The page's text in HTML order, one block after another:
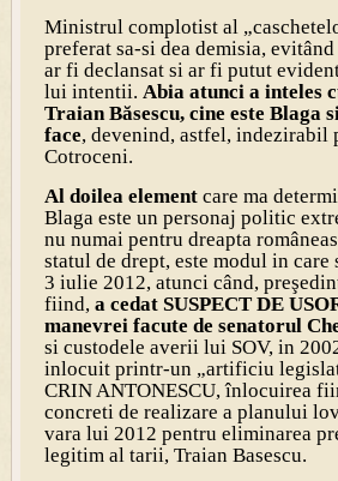
Ministrul complotist al
preferat sa-si dea demisia, evitând
ar fi declansat si ar fi putut
lui intentii. Abia atunci a inteles
Traian Băsescu, cine este Blaga
face, devenind, astfel, indezirabil
Cotroceni.
Al doilea elementcare ma
Blaga este un personaj politic
nu numai pentru dreapta
statul de drept, este modul in care
3 iulie 2012, atunci când,
fiind, a cedat SUSPECT DE
manevrei facute de senatorul
si custodele averii lui SOV, in
inlocuit printr-un „artificiu
CRIN ANTONESCU, înlocuirea
concreti de realizare a planului
vara lui 2012 pentru eliminarea
legitim al tarii, Traian Basescu.